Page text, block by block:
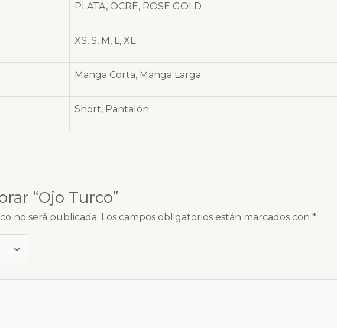
PLATA, OCRE, ROSE GOLD
XS, S, M, L, XL
Manga Corta, Manga Larga
Short, Pantalón
“Ojo Turco”
no será publicada. Los campos obligatorios están marcados con *